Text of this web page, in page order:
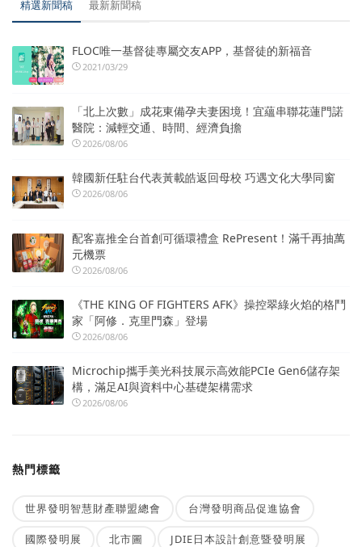
精選新聞稿 最新新聞稿
FLOC唯一基督徒專屬交友APP，基督徒的新福音
2021/03/29
「北上次數」成花東備孕夫妻困境！宜蘊串聯花蓮門諾
醫院：減輕交通、時間、經濟負擔
2026/08/06
韓國新任駐台代表黃載皓返回母校 巧遇文化大學同窗
2026/08/06
配客嘉推全台首創可循環禮盒 RePresent！滿千再抽萬
元機票
2026/08/06
《THE KING OF FIGHTERS AFK》操控翠綠火焰的格鬥
家「阿修．克里門森」登場
2026/08/06
Microchip攜手美光科技展示高效能PCIe Gen6儲存架
構，滿足AI與資料中心基礎架構需求
2026/08/06
熱門標籤
世界發明智慧財產聯盟總會 台灣發明商品促進協會
國際發明展 北市圖 JDIE日本設計創意暨發明展